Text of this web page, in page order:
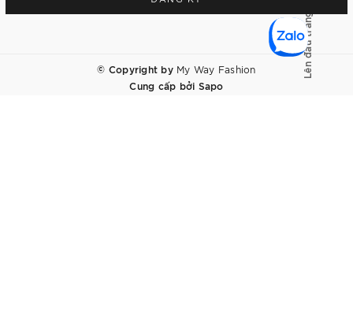
© Copyright by My Way Fashion
Cung cấp bởi Sapo
Lên đầu trang